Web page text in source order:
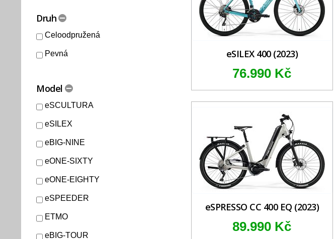
Druh
Celoodpružená
Pevná
Model
eSCULTURA
eSILEX
eBIG-NINE
eONE-SIXTY
eONE-EIGHTY
eSPEEDER
ETMO
eBIG-TOUR
eSILEX 400 (2023)
76.990 Kč
eSPRESSO CC 400 EQ (2023)
89.990 Kč